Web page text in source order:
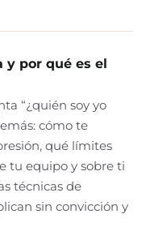
y por qué es el
“¿quién soy yo
cómo te
qué límites
tu equipo y sobre ti
técnicas de
sin convicción y